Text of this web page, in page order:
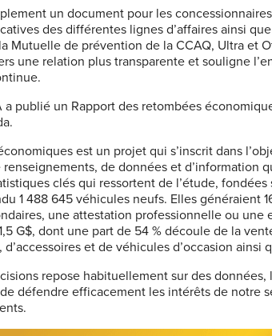
un document pour les
des différentes lignes d’affaires ainsi
Mutuelle de prévention de la CCAQ, Ultra et
une relation plus transparente et souligne
a publié un Rapport des retombées
est un projet qui s’inscrit dans
de données et d’information
clés qui ressortent de l’étude,
1 488 645 véhicules neufs. Elles généraient
une attestation professionnelle ou une
G$, dont une part de 54 % découle de la
et de véhicules d’occasion ainsi
repose habituellement sur des
défendre efficacement les intérêts de notre